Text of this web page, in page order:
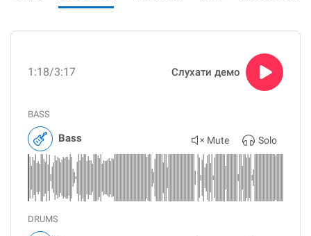
1:18/3:17 Слухати демо
BASS
Bass Mute Solo
DRUMS